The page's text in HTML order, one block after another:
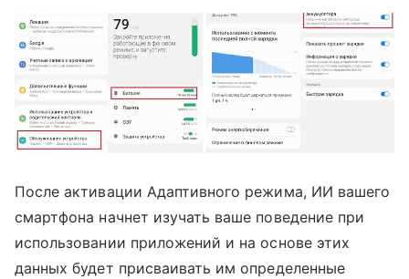
После активации Адаптивного режима, ИИ вашего
смартфона начнет изучать ваше поведение при
использовании приложений и на основе этих
данных будет присваивать им определенные